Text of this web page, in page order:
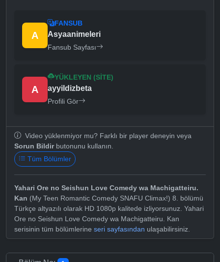
A
FANSUB
Asyaanimeleri
Fansub Sayfası
A
YÜKLEYEN (SITE)
ayyildizbeta
Profili Gör
Video yüklenmiyor mu? Farklı bir player deneyin veya
Sorun Bildirbutonunu kullanın.
Tüm Bölümler
Yahari Ore no Seishun Love Comedy wa Machigatteiru.
Kan (My Teen Romantic Comedy SNAFU Climax!) 8. bölümü
Türkçe altyazılı olarak HD 1080p kalitede izliyorsunuz. Yahari
Ore no Seishun Love Comedy wa Machigatteiru. Kan
serisinin tüm bölümlerine seri sayfasından ulaşabilirsiniz.